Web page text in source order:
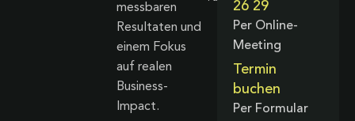
messbaren
Resultaten und
einem Fokus
auf realen
Business-
Impact.
26 29
Per Online-
Meeting
Termin
buchen
Per Formular